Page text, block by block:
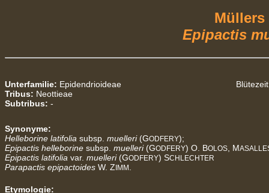
Müllers
Epipactis
Unterfamilie: Epidendrioideae
Tribus: Neottieae
Subtribus: -
Synonyme:
Helleborine latifolia subsp. muelleri(GODFERY);
Epipactis helleborine subsp. muelleri(GODFERY) O. BOLOS , M
Epipactis latifolia var. muelleri(GODFERY) SCHLECHTER
Parapactis epipactoides W. Z IMM
Etymologie: